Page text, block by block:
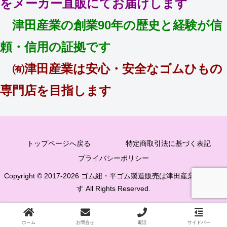
をメーカー直販にてお届けします
津田産業の創業90年の歴史と経験が信
頼・信用の証拠です
㈲津田産業は安心・安全なゴムひもの
専門店を目指します
トップページへ戻る
特定商取引法に基づく表記
プライバシーポリシー
Copyright © 2017-2026 ゴム紐・平ゴム製造販売は津田産業直販部で
す All Rights Reserved.
ホーム お問合せ 電話 サイドバー